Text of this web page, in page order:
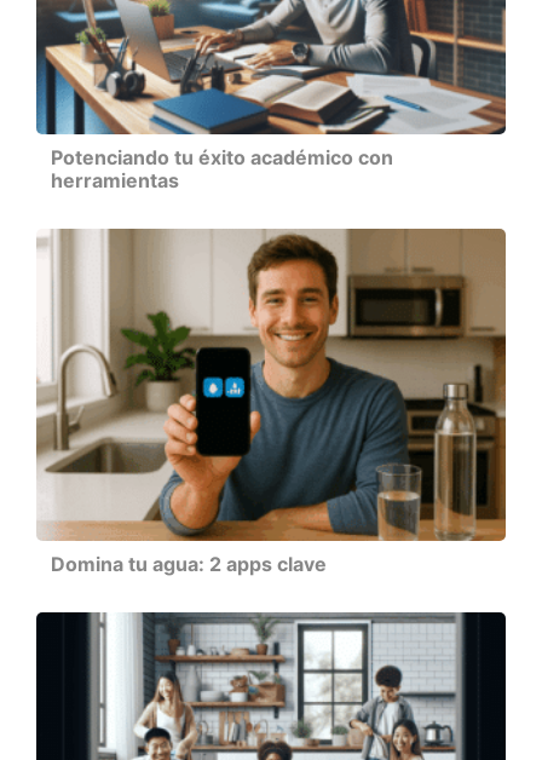
Potenciando tu éxito académico con
herramientas
Domina tu agua: 2 apps clave